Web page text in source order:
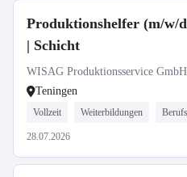
Produktionshelfer (m/w/
| Schicht
WISAG Produktionsservice GmbH
Teningen
Vollzeit Weiterbildungen
28.07.2026